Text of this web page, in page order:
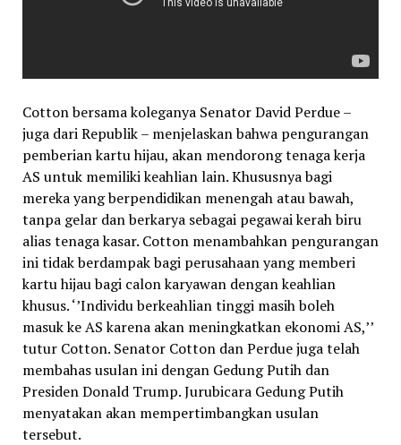
Cotton bersama koleganya Senator David Perdue –
juga dari Republik – menjelaskan bahwa pengurangan
pemberian kartu hijau, akan mendorong tenaga kerja
AS untuk memiliki keahlian lain. Khususnya bagi
mereka yang berpendidikan menengah atau bawah,
tanpa gelar dan berkarya sebagai pegawai kerah biru
alias tenaga kasar. Cotton menambahkan pengurangan
ini tidak berdampak bagi perusahaan yang memberi
kartu hijau bagi calon karyawan dengan keahlian
khusus. ‘’Individu berkeahlian tinggi masih boleh
masuk ke AS karena akan meningkatkan ekonomi AS,’’
tutur Cotton. Senator Cotton dan Perdue juga telah
membahas usulan ini dengan Gedung Putih dan
Presiden Donald Trump. Jurubicara Gedung Putih
menyatakan akan mempertimbangkan usulan
tersebut.